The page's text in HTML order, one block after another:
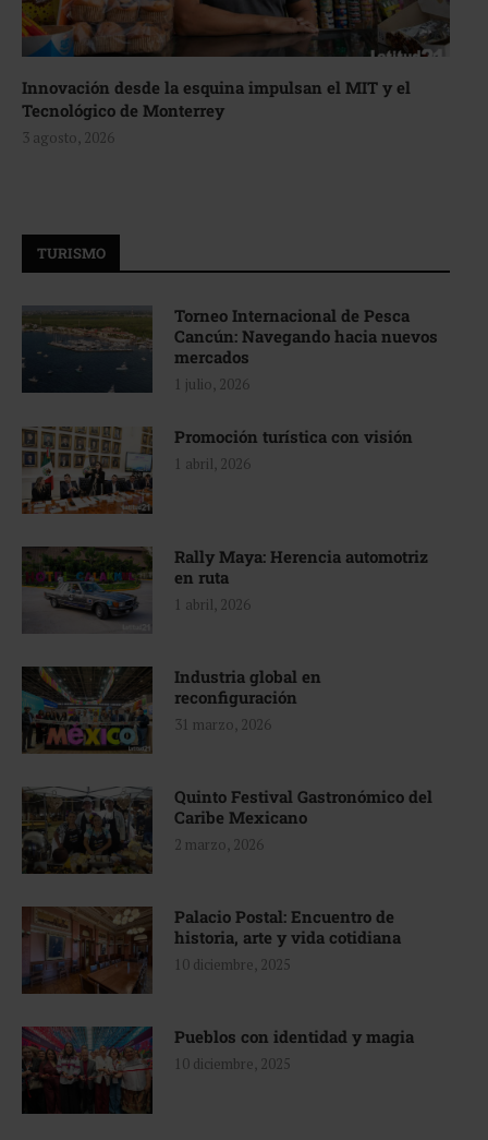
Innovación desde la esquina impulsan el MIT y el
Tecnológico de Monterrey
3 agosto, 2026
TURISMO
Torneo Internacional de Pesca
Cancún: Navegando hacia nuevos
mercados
1 julio, 2026
Promoción turística con visión
1 abril, 2026
Rally Maya: Herencia automotriz
en ruta
1 abril, 2026
Industria global en
reconfiguración
31 marzo, 2026
Quinto Festival Gastronómico del
Caribe Mexicano
2 marzo, 2026
Palacio Postal: Encuentro de
historia, arte y vida cotidiana
10 diciembre, 2025
Pueblos con identidad y magia
10 diciembre, 2025